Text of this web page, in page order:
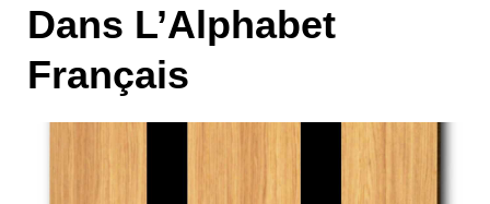
Dans L’Alphabet
Français